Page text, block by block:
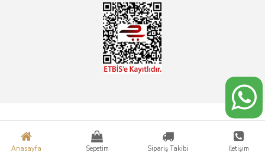
Anasayfa Sepetim Sipariş Takibi İletişim